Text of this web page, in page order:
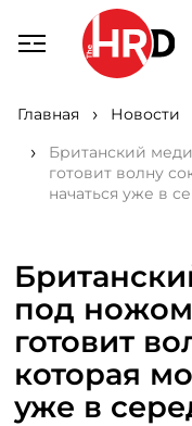
Главная
Новости
Британский
готовит волну
начаться уже в
под
готовит
которая
уже в